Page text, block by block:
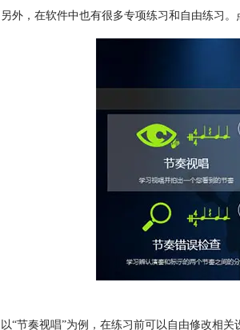
另外，在软件中也有很多专项练习和自由练习。
以“节奏视唱”为例，在练习前可以自由修改相